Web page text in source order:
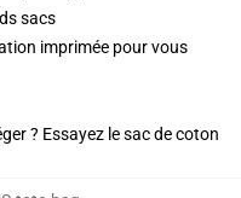
sacs
imprimée pour vous
? Essayez le sac de coton